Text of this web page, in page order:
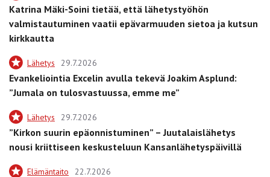
Katrina Mäki-Soini tietää, että lähetystyöhön
valmistautuminen vaatii epävarmuuden sietoa ja kutsun
kirkkautta
Lähetys 29.7.2026
Evankeliointia Excelin avulla tekevä Joakim Asplund:
”Jumala on tulosvastuussa, emme me”
Lähetys 29.7.2026
”Kirkon suurin epäonnistuminen” – Juutalaislähetys
nousi kriittiseen keskusteluun Kansanlähetyspäivillä
Elämäntaito 22.7.2026